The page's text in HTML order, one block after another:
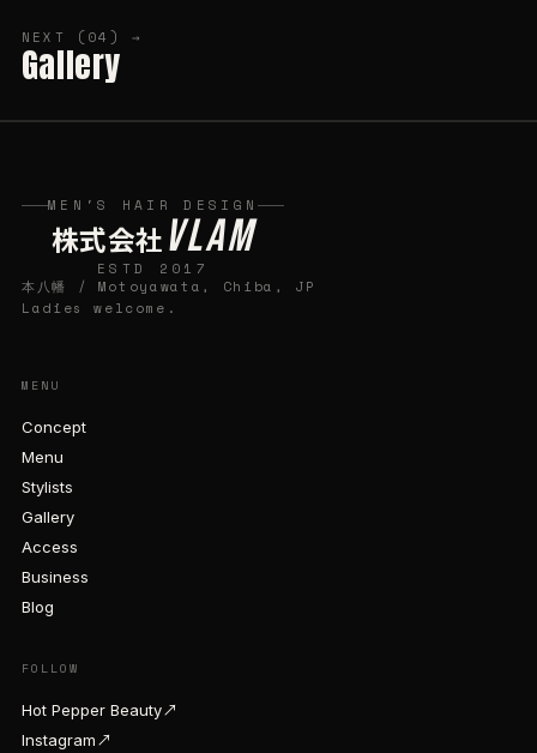
NEXT (04) →
Gallery
MEN'S HAIR DESIGN
株式会社VLAM
ESTD 2017
本八幡 / Motoyawata, Chiba, JP
Ladies welcome.
MENU
Concept
Menu
Stylists
Gallery
Access
Business
Blog
FOLLOW
Hot Pepper Beauty↗
Instagram↗